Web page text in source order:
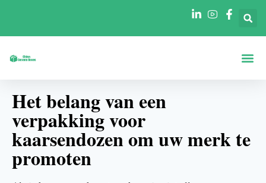
Het belang van een
verpakking voor
kaarsendozen om uw merk te
promoten